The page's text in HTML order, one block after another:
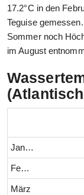
17.2°C in den
Teguise
Sommer noch
im August
Januar
Februar
März